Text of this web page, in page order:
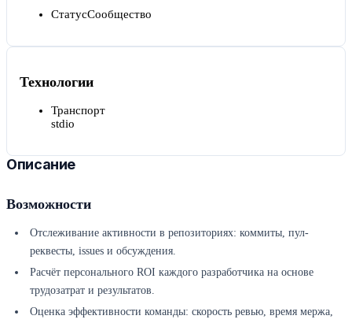
СтатусСообщество
Технологии
Транспорт
stdio
Описание
Возможности
Отслеживание активности в репозиториях: коммиты, пул-
реквесты, issues и обсуждения.
Расчёт персонального ROI каждого разработчика на основе
трудозатрат и результатов.
Оценка эффективности команды: скорость ревью, время мержа,